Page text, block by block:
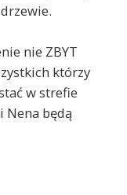
nie ZBYT
którzy
w strefie
Nena będą